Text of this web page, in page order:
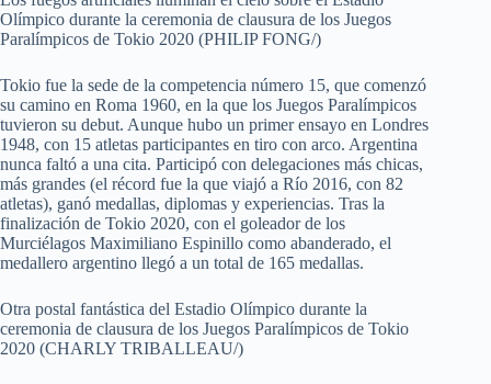
Olímpico durante la ceremonia de clausura de los Juegos
Paralímpicos de Tokio 2020 (PHILIP FONG/)
Tokio fue la sede de la competencia número 15, que comenzó
su camino en Roma 1960, en la que los Juegos Paralímpicos
tuvieron su debut. Aunque hubo un primer ensayo en Londres
1948, con 15 atletas participantes en tiro con arco. Argentina
nunca faltó a una cita. Participó con delegaciones más chicas,
más grandes (el récord fue la que viajó a Río 2016, con 82
atletas), ganó medallas, diplomas y experiencias. Tras la
finalización de Tokio 2020, con el goleador de los
Murciélagos Maximiliano Espinillo como abanderado, el
medallero argentino llegó a un total de 165 medallas.
Otra postal fantástica del Estadio Olímpico durante la
ceremonia de clausura de los Juegos Paralímpicos de Tokio
2020 (CHARLY TRIBALLEAU/)